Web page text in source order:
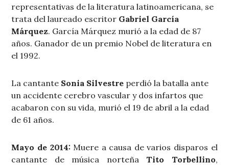
representativas de la literatura latinoamericana, se
trata del laureado escritor Gabriel García
Márquez. García Márquez murió a la edad de 87
años. Ganador de un premio Nobel de literatura en
el 1992.
La cantante Sonia Silvestre perdió la batalla ante
un accidente cerebro vascular y dos infartos que
acabaron con su vida, murió el 19 de abril a la edad
de 61 años.
Mayo de 2014: Muere a causa de varios disparos el
cantante de música norteñaTito Torbellino,